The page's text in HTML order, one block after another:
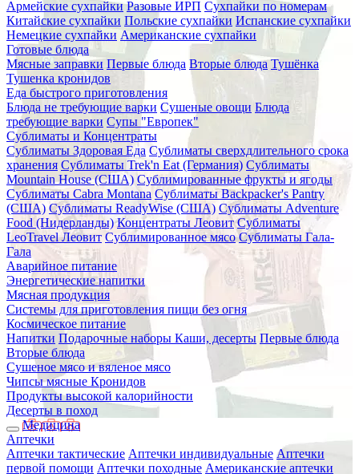
Армейские сухпайки Разовые ИРП Сухпайки по номерам
Китайские сухпайки Польские сухпайки Испанские сухпайки
Немецкие сухпайки Американские сухпайки
Готовые блюда
Мясные заправки Первые блюда Вторые блюда Тушёнка
Тушенка кронидов
Еда быстрого приготовления
Блюда не требующие варки Сушеные овощи Блюда
требующие варки Супы "Европек"
Сублиматы и Концентраты
Сублиматы Здоровая Еда Сублиматы сверхдлительного срока
хранения Сублиматы Trek'n Eat (Германия) Сублиматы
Mountain House (США) Сублимированные фрукты и ягоды
Сублиматы Cabra Montana Сублиматы Backpacker's Pantry
(США) Сублиматы ReadyWise (США) Сублиматы Adventure
Food (Нидерланды) Концентраты Леовит Сублиматы
LeoTravel Леовит Сублимированное мясо Сублиматы Гала-
Гала
Аварийное питание
Энергетические напитки
Мясная продукция
Системы для приготовления пищи без огня
Космическое питание
Напитки Подарочные наборы Каши, десерты Первые блюда
Вторые блюда
Сушеное мясо и вяленое мясо
Чипсы мясные Кронидов
Продукты высокой калорийности
Десерты в поход
Медицина
Аптечки
Аптечки тактические Аптечки индивидуальные Аптечки
первой помощи Аптечки походные Американские аптечки